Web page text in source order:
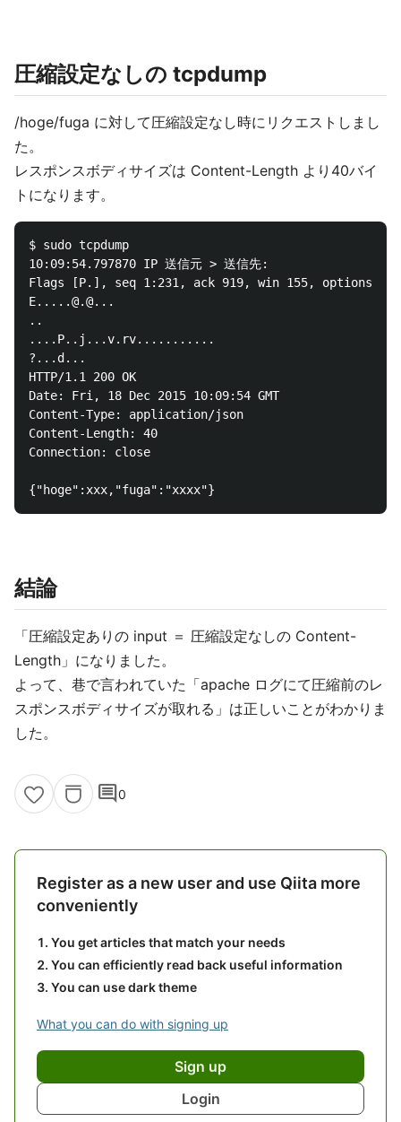
圧縮設定なしの tcpdump
/hoge/fuga に対して圧縮設定なし時にリクエストしまし
た。
レスポンスボディサイズは Content-Length より40バイ
トになります。
$ sudo tcpdump
10:09:54.797870 IP 送信元 > 送信先:
Flags [P.], seq 1:231, ack 919, win 155, options
E.....@.@...
..
....P..j...v.rv...........
?...d...
HTTP/1.1 200 OK
Date: Fri, 18 Dec 2015 10:09:54 GMT
Content-Type: application/json
Content-Length: 40
Connection: close
結論
「圧縮設定ありの input ＝ 圧縮設定なしの Content-
Length」になりました。
よって、巷で言われていた「apache ログにて圧縮前のレ
スポンスボディサイズが取れる」は正しいことがわかりま
した。
comment0
Register as a new user and use Qiita more
conveniently
You get articles that match your needs
You can efficiently read back useful information
You can use dark theme
What you can do with signing up
Sign up
Login